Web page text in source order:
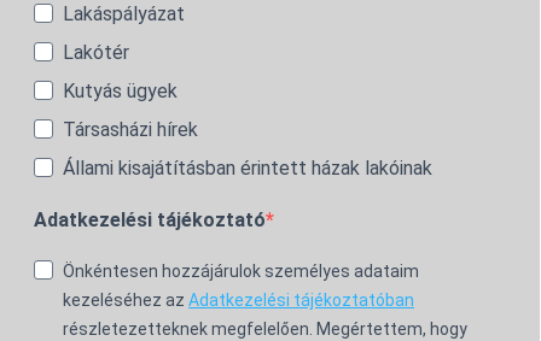
Lakáspályázat
Lakótér
Kutyás ügyek
Társasházi hírek
Állami kisajátításban érintett házak lakóinak
Adatkezelési tájékoztató
Önkéntesen hozzájárulok személyes adataim
kezeléséhez az Adatkezelési tájékoztatóban
részletezetteknek megfelelően. Megértettem, hogy